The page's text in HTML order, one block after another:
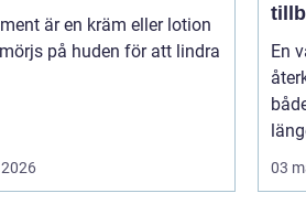
är en kräm eller lotion
på huden för att lindra
En
03